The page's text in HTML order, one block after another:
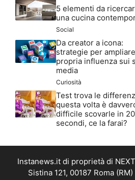
5 elementi da
una cucina
Social
Da creator a icona:
strategie per
propria influenza sui
media
Curiosità
Test trova le
questa volta è
difficile scovarle in 20
secondi, ce la farai?
Instanews.it di proprietà di
Sistina 121, 00187 Roma